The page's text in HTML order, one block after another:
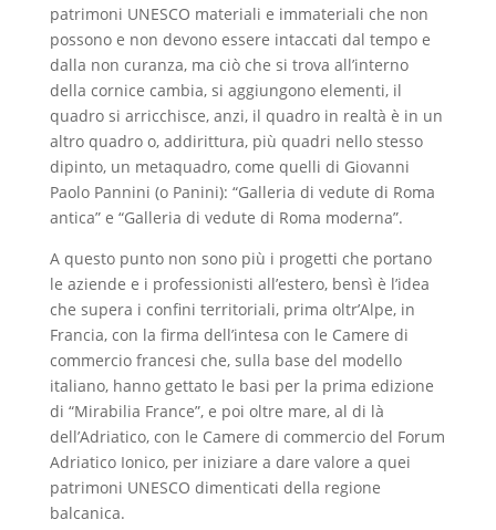
patrimoni UNESCO materiali e immateriali che non
possono e non devono essere intaccati dal tempo e
dalla non curanza, ma ciò che si trova all’interno
della cornice cambia, si aggiungono elementi, il
quadro si arricchisce, anzi, il quadro in realtà è in un
altro quadro o, addirittura, più quadri nello stesso
dipinto, un metaquadro, come quelli di Giovanni
Paolo Pannini (o Panini): “Galleria di vedute di Roma
antica” e “Galleria di vedute di Roma moderna”.
A questo punto non sono più i progetti che portano
le aziende e i professionisti all’estero, bensì è l’idea
che supera i confini territoriali, prima oltr’Alpe, in
Francia, con la firma dell’intesa con le Camere di
commercio francesi che, sulla base del modello
italiano, hanno gettato le basi per la prima edizione
di “Mirabilia France”, e poi oltre mare, al di là
dell’Adriatico, con le Camere di commercio del Forum
Adriatico Ionico, per iniziare a dare valore a quei
patrimoni UNESCO dimenticati della regione
balcanica.